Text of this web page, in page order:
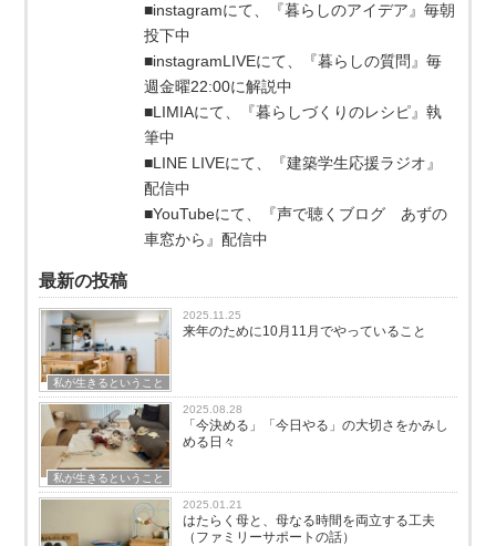
■instagramにて、『暮らしのアイデア』毎朝
投下中
■instagramLIVEにて、『暮らしの質問』毎
週金曜22:00に解説中
■LIMIAにて、『暮らしづくりのレシピ』執
筆中
■LINE LIVEにて、『建築学生応援ラジオ』
配信中
■YouTubeにて、『声で聴くブログ あずの
車窓から』配信中
最新の投稿
私が生きるということ
2025.11.25
来年のために10月11月でやっていること
私が生きるということ
2025.08.28
「今決める」「今日やる」の大切さをかみし
める日々
2025.01.21
はたらく母と、母なる時間を両立する工夫
（ファミリーサポートの話）